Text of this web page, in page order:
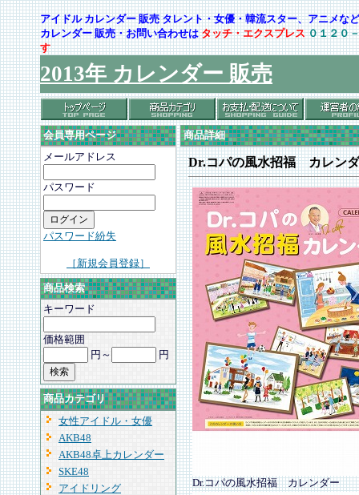
アイドル カレンダー 販売 タレント・女優・韓流スター、アニメ
カレンダー 販売・お問い合わせはタッチ・エクスプレス ０１２０
す
2013年 カレンダー 販売
会員専用ページ
メールアドレス
パスワード
パスワード紛失
［新規会員登録］
商品検索
キーワード
価格範囲
円～
円
商品カテゴリ
女性アイドル・女優
AKB48
AKB48卓上カレンダー
SKE48
アイドリング
商品詳細
Dr.コパの風水招福 カレン
Dr.コパの風水招福 カレンダー